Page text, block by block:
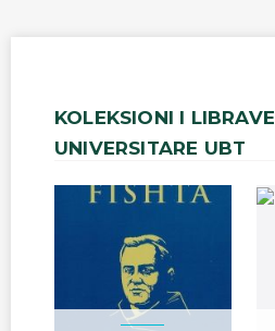
KOLEKSIONI I LIBRAVE
UNIVERSITARE UBT